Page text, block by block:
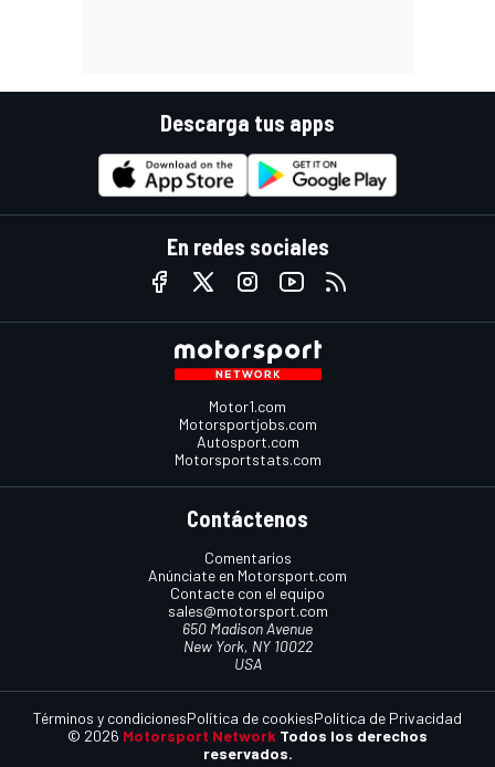
Descarga tus apps
En redes sociales
Motor1.com
Motorsportjobs.com
Autosport.com
Motorsportstats.com
Contáctenos
Comentarios
Anúnciate en Motorsport.com
Contacte con el equipo
sales@motorsport.com
650 Madison Avenue
New York, NY 10022
USA
© 2026 Motorsport Network Todos los derechos
reservados.
Términos y condicionesPolítica de cookiesPolítica de Privacidad